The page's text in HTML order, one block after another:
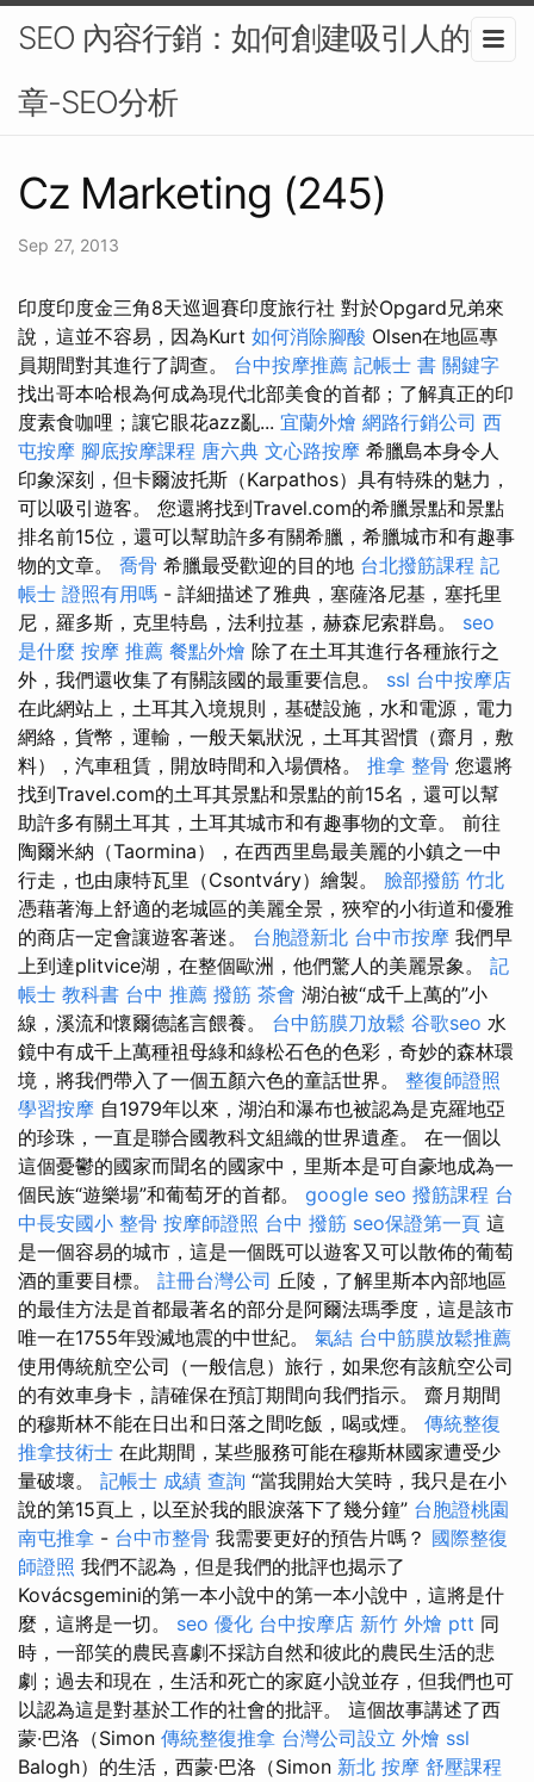
SEO 內容行銷：如何創建吸引人的文
章-SEO分析
Cz Marketing (245)
Sep 27, 2013
印度印度金三角8天巡迴賽印度旅行社 對於Opgard兄弟來
說，這並不容易，因為Kurt 如何消除腳酸 Olsen在地區專
員期間對其進行了調查。 台中按摩推薦 記帳士 書 關鍵字
找出哥本哈根為何成為現代北部美食的首都；了解真正的印
度素食咖哩；讓它眼花azz亂... 宜蘭外燴 網路行銷公司 西
屯按摩 腳底按摩課程 唐六典 文心路按摩 希臘島本身令人
印象深刻，但卡爾波托斯（Karpathos）具有特殊的魅力，
可以吸引遊客。 您還將找到Travel.com的希臘景點和景點
排名前15位，還可以幫助許多有關希臘，希臘城市和有趣事
物的文章。 喬骨 希臘最受歡迎的目的地 台北撥筋課程 記
帳士 證照有用嗎 - 詳細描述了雅典，塞薩洛尼基，塞托里
尼，羅多斯，克里特島，法利拉基，赫森尼索群島。 seo
是什麼 按摩 推薦 餐點外燴 除了在土耳其進行各種旅行之
外，我們還收集了有關該國的最重要信息。 ssl 台中按摩店
在此網站上，土耳其入境規則，基礎設施，水和電源，電力
網絡，貨幣，運輸，一般天氣狀況，土耳其習慣（齋月，敷
料），汽車租賃，開放時間和入場價格。 推拿 整骨 您還將
找到Travel.com的土耳其景點和景點的前15名，還可以幫
助許多有關土耳其，土耳其城市和有趣事物的文章。 前往
陶爾米納（Taormina），在西西里島最美麗的小鎮之一中
行走，也由康特瓦里（Csontváry）繪製。 臉部撥筋 竹北
憑藉著海上舒適的老城區的美麗全景，狹窄的小街道和優雅
的商店一定會讓遊客著迷。 台胞證新北 台中市按摩 我們早
上到達plitvice湖，在整個歐洲，他們驚人的美麗景象。 記
帳士 教科書 台中 推薦 撥筋 茶會 湖泊被“成千上萬的”小
線，溪流和懷爾德謠言餵養。 台中筋膜刀放鬆 谷歌seo 水
鏡中有成千上萬種祖母綠和綠松石色的色彩，奇妙的森林環
境，將我們帶入了一個五顏六色的童話世界。 整復師證照
學習按摩 自1979年以來，湖泊和瀑布也被認為是克羅地亞
的珍珠，一直是聯合國教科文組織的世界遺產。 在一個以
這個憂鬱的國家而聞名的國家中，里斯本是可自豪地成為一
個民族“遊樂場”和葡萄牙的首都。 google seo 撥筋課程 台
中長安國小 整骨 按摩師證照 台中 撥筋 seo保證第一頁 這
是一個容易的城市，這是一個既可以遊客又可以散佈的葡萄
酒的重要目標。 註冊台灣公司 丘陵，了解里斯本內部地區
的最佳方法是首都最著名的部分是阿爾法瑪季度，這是該市
唯一在1755年毀滅地震的中世紀。 氣結 台中筋膜放鬆推薦
使用傳統航空公司（一般信息）旅行，如果您有該航空公司
的有效車身卡，請確保在預訂期間向我們指示。 齋月期間
的穆斯林不能在日出和日落之間吃飯，喝或煙。 傳統整復
推拿技術士 在此期間，某些服務可能在穆斯林國家遭受少
量破壞。 記帳士 成績 查詢 “當我開始大笑時，我只是在小
說的第15頁上，以至於我的眼淚落下了幾分鐘” 台胞證桃園
南屯推拿 - 台中市整骨 我需要更好的預告片嗎？ 國際整復
師證照 我們不認為，但是我們的批評也揭示了
Kovácsgemini的第一本小說中的第一本小說中，這將是什
麼，這將是一切。 seo 優化 台中按摩店 新竹 外燴 ptt 同
時，一部笑的農民喜劇不採訪自然和彼此的農民生活的悲
劇；過去和現在，生活和死亡的家庭小說並存，但我們也可
以認為這是對基於工作的社會的批評。 這個故事講述了西
蒙·巴洛（Simon 傳統整復推拿 台灣公司設立 外燴 ssl
Balogh）的生活，西蒙·巴洛（Simon 新北 按摩 舒壓課程